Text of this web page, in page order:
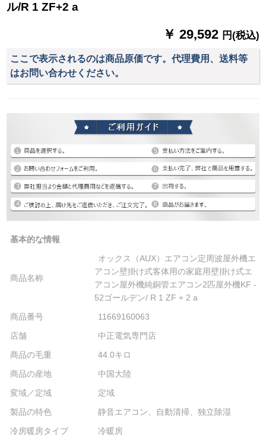
ル/R 1 ZF+2 a
￥ 29,592 円(税込)
ここで表示されるのは商品原価です。代理費用、送料等
はお問い合わせください。
基本的な情報
商品名称
オックス（AUX）エアコン定周波屋外機エ
アコン壁掛け式客体用の家庭用壁掛け式エ
アコン屋外機純銅管エアコン2匹屋外機KF -
52ゴールデン/ R 1 ZF + 2 a
商品番号
11669160063
店舗
中正電気専門店
商品の毛重
44.0キロ
商品の産地
中国大陸
変域／定域
定域
製品の特色
静音エアコン、自動清掃、独立除湿
冷房暖房タイプ
冷暖房